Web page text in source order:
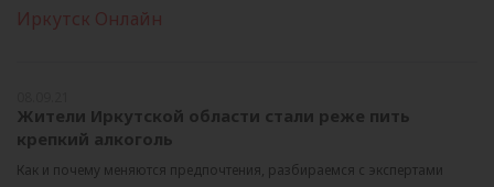
Иркутск Онлайн
Жители Иркутской области стали реже пить
крепкий алкоголь
Как и почему меняются предпочтения, разбираемся с экспертами